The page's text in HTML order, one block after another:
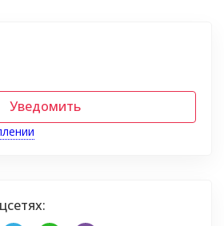
Уведомить